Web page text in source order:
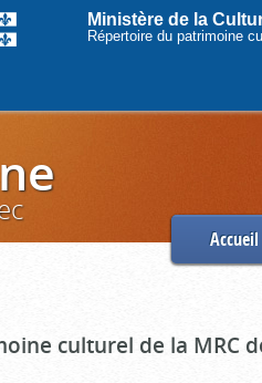
Ministère de la
Répertoire du patrimoine
Accueil
culturel de la MRC